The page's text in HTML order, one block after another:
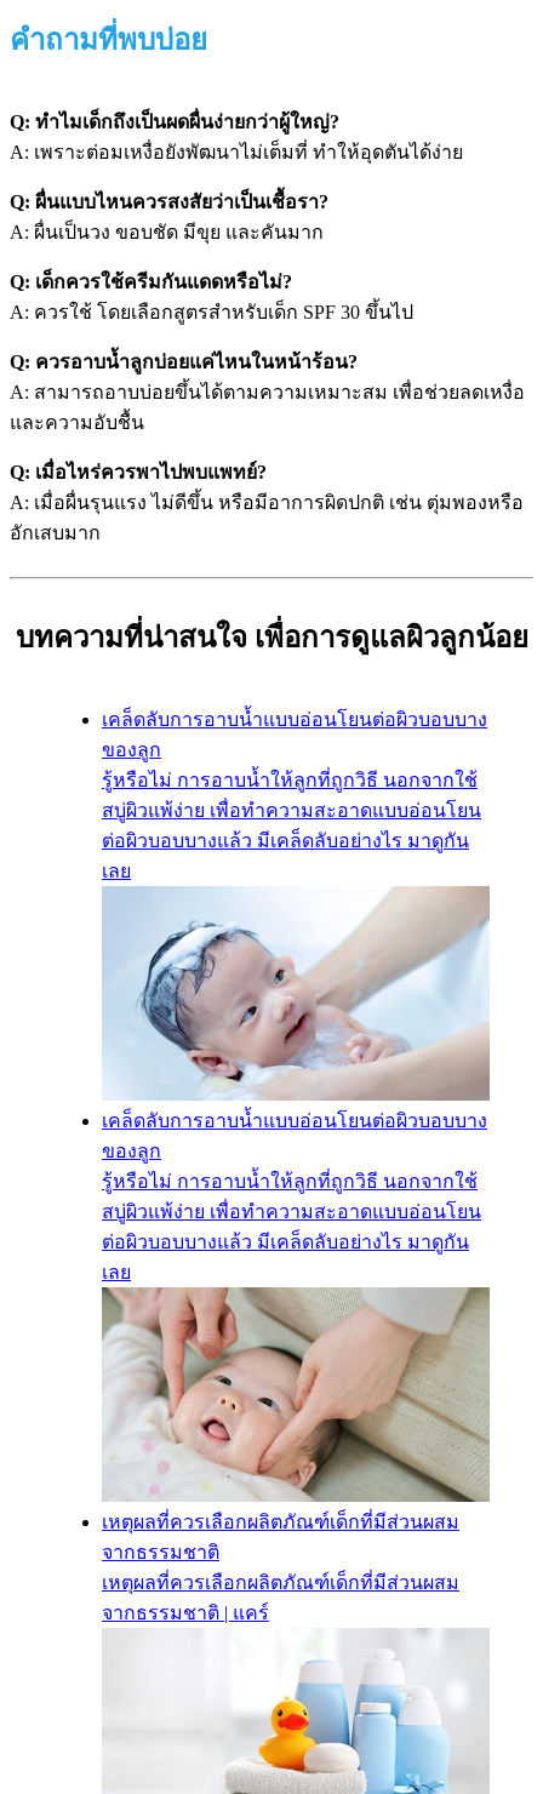
คำถามที่พบบ่อย
Q: ทำไมเด็กถึงเป็นผดผื่นง่ายกว่าผู้ใหญ่?
A: เพราะต่อมเหงื่อยังพัฒนาไม่เต็มที่ ทำให้อุดตันได้ง่าย
Q: ผื่นแบบไหนควรสงสัยว่าเป็นเชื้อรา?
A: ผื่นเป็นวง ขอบชัด มีขุย และคันมาก
Q: เด็กควรใช้ครีมกันแดดหรือไม่?
A: ควรใช้ โดยเลือกสูตรสำหรับเด็ก SPF 30 ขึ้นไป
Q: ควรอาบน้ำลูกบ่อยแค่ไหนในหน้าร้อน?
A: สามารถอาบบ่อยขึ้นได้ตามความเหมาะสม เพื่อช่วยลดเหงื่อ
และความอับชื้น
Q: เมื่อไหร่ควรพาไปพบแพทย์?
A: เมื่อผื่นรุนแรง ไม่ดีขึ้น หรือมีอาการผิดปกติ เช่น ตุ่มพองหรือ
อักเสบมาก
บทความที่น่าสนใจ เพื่อการดูแลผิวลูกน้อย
เคล็ดลับการอาบน้ำแบบอ่อนโยนต่อผิวบอบบาง
ของลูก
รู้หรือไม่ การอาบน้ำให้ลูกที่ถูกวิธี นอกจากใช้
สบู่ผิวแพ้ง่าย เพื่อทำความสะอาดแบบอ่อนโยน
ต่อผิวบอบบางแล้ว มีเคล็ดลับอย่างไร มาดูกัน
เลย
เคล็ดลับการอาบน้ำแบบอ่อนโยนต่อผิวบอบบาง
ของลูก
รู้หรือไม่ การอาบน้ำให้ลูกที่ถูกวิธี นอกจากใช้
สบู่ผิวแพ้ง่าย เพื่อทำความสะอาดแบบอ่อนโยน
ต่อผิวบอบบางแล้ว มีเคล็ดลับอย่างไร มาดูกัน
เลย
เหตุผลที่ควรเลือกผลิตภัณฑ์เด็กที่มีส่วนผสม
จากธรรมชาติ
เหตุผลที่ควรเลือกผลิตภัณฑ์เด็กที่มีส่วนผสม
จากธรรมชาติ | แคร์